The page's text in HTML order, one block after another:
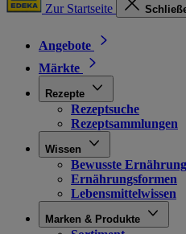
Zur Startseite
Angebote
Märkte
Rezepte
Rezeptsuche
Rezeptsammlungen
Wissen
Bewusste Ernährung
Ernährungsformen
Lebensmittelwissen
Marken & Produkte